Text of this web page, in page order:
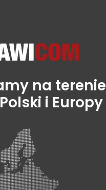
na terenie
i Europy